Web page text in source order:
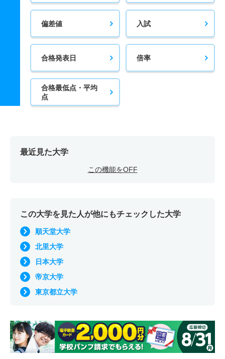
偏差値 入試
合格発表日 倍率
合格最低点・平均
点
最近見た大学
この機能をOFF
この大学を見た人が他にもチェックした大学
順天堂大学
北里大学
日本大学
帝京大学
東京都立大学